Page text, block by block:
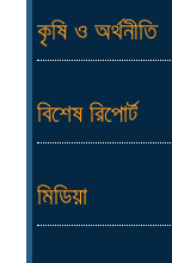
কৃষি ও অর্থনীতি
বিশেষ রিপোর্ট
মিডিয়া